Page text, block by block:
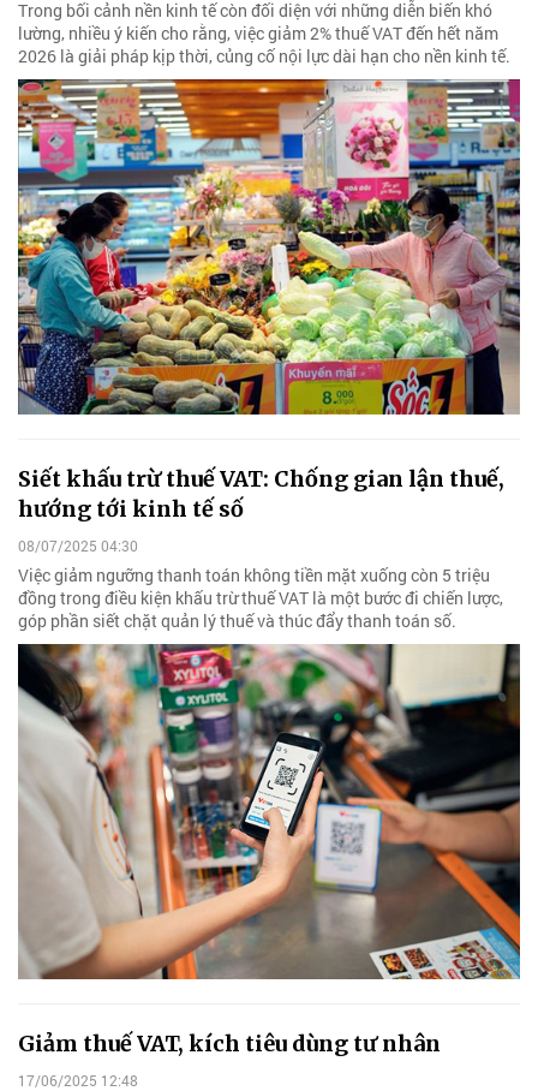
Trong bối cảnh nền kinh tế còn đối diện với những diễn biến khó
lường, nhiều ý kiến cho rằng, việc giảm 2% thuế VAT đến hết năm
2026 là giải pháp kịp thời, củng cố nội lực dài hạn cho nền kinh tế.
Siết khấu trừ thuế VAT: Chống gian lận thuế,
hướng tới kinh tế số
08/07/2025 04:30
Việc giảm ngưỡng thanh toán không tiền mặt xuống còn 5 triệu
đồng trong điều kiện khấu trừ thuế VAT là một bước đi chiến lược,
góp phần siết chặt quản lý thuế và thúc đẩy thanh toán số.
Giảm thuế VAT, kích tiêu dùng tư nhân
17/06/2025 12:48